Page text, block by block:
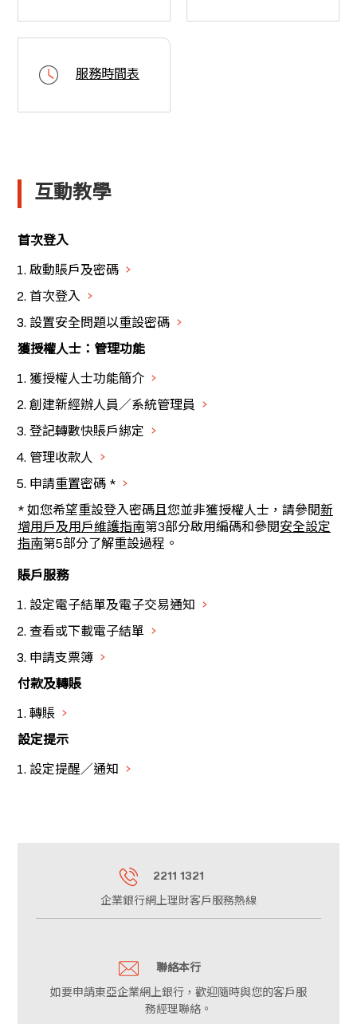
服務時間表
互動教學
首次登入
啟動賬戶及密碼
首次登入
設置安全問題以重設密碼
獲授權人士：管理功能
獲授權人士功能簡介
創建新經辦人員／系統管理員
登記轉數快賬戶綁定
管理收款人
申請重置密碼 *
* 如您希望重設登入密碼且您並非獲授權人士，請參閱新
增用戶及用戶維護指南第3部分啟用編碼和參閱安全設定
指南第5部分了解重設過程。
賬戶服務
設定電子結單及電子交易通知
查看或下載電子結單
申請支票簿
付款及轉賬
轉賬
設定提示
設定提醒／通知
2211 1321
企業銀行網上理財客戶服務熱線
聯絡本行
如要申請東亞企業網上銀行，歡迎隨時與您的客戶服
務經理聯絡。